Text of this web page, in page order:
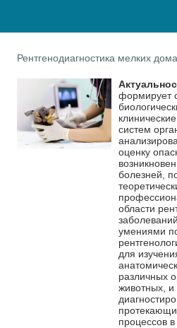
Рентгенодиагностика мелких
формирует
систем
оценку
болезней,
области
умениями
для
различных
животных,
процессов